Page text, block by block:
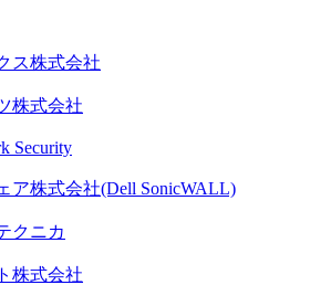
ス株式会社
株式会社
Security
ア株式会社(Dell SonicWALL)
クニカ
株式会社